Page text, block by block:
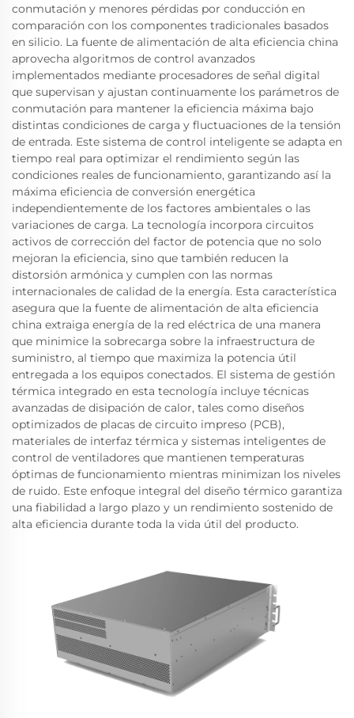
conmutación y menores pérdidas por conducción en
comparación con los componentes tradicionales basados
en silicio. La fuente de alimentación de alta eficiencia china
aprovecha algoritmos de control avanzados
implementados mediante procesadores de señal digital
que supervisan y ajustan continuamente los parámetros de
conmutación para mantener la eficiencia máxima bajo
distintas condiciones de carga y fluctuaciones de la tensión
de entrada. Este sistema de control inteligente se adapta en
tiempo real para optimizar el rendimiento según las
condiciones reales de funcionamiento, garantizando así la
máxima eficiencia de conversión energética
independientemente de los factores ambientales o las
variaciones de carga. La tecnología incorpora circuitos
activos de corrección del factor de potencia que no solo
mejoran la eficiencia, sino que también reducen la
distorsión armónica y cumplen con las normas
internacionales de calidad de la energía. Esta característica
asegura que la fuente de alimentación de alta eficiencia
china extraiga energía de la red eléctrica de una manera
que minimice la sobrecarga sobre la infraestructura de
suministro, al tiempo que maximiza la potencia útil
entregada a los equipos conectados. El sistema de gestión
térmica integrado en esta tecnología incluye técnicas
avanzadas de disipación de calor, tales como diseños
optimizados de placas de circuito impreso (PCB),
materiales de interfaz térmica y sistemas inteligentes de
control de ventiladores que mantienen temperaturas
óptimas de funcionamiento mientras minimizan los niveles
de ruido. Este enfoque integral del diseño térmico garantiza
una fiabilidad a largo plazo y un rendimiento sostenido de
alta eficiencia durante toda la vida útil del producto.